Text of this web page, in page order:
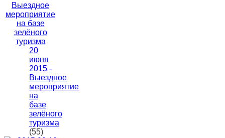
20
июня
2015 -
Выездное
мероприятие
на
базе
зелёного
туризма
(55)